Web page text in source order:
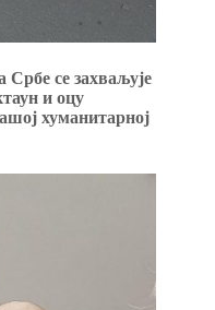
Србе се захваљује
и оцу
хуманитарној